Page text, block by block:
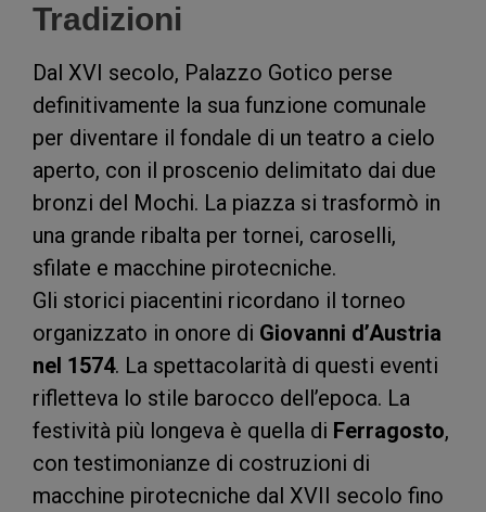
Tradizioni
Dal XVI secolo, Palazzo Gotico perse
definitivamente la sua funzione comunale
per diventare il fondale di un teatro a cielo
aperto, con il proscenio delimitato dai due
bronzi del Mochi. La piazza si trasformò in
una grande ribalta per tornei, caroselli,
sfilate e macchine pirotecniche.
Gli storici piacentini ricordano il torneo
organizzato in onore di Giovanni d’Austria
nel 1574. La spettacolarità di questi eventi
rifletteva lo stile barocco dell’epoca. La
festività più longeva è quella di Ferragosto,
con testimonianze di costruzioni di
macchine pirotecniche dal XVII secolo fino